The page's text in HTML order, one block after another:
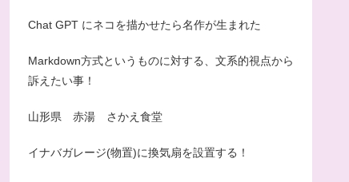
Chat GPT にネコを描かせたら名作が生まれた
Markdown方式というものに対する、文系的視点から
訴えたい事！
山形県 赤湯 さかえ食堂
イナバガレージ(物置)に換気扇を設置する！